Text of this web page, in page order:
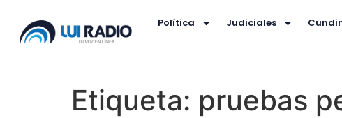
Política Judiciales
Etiqueta: pruebas